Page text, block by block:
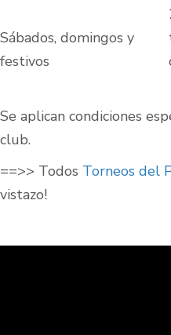
Sábados, domingos y
festivos
Se aplican condiciones
club.
==>> Todos Torneos del
vistazo!